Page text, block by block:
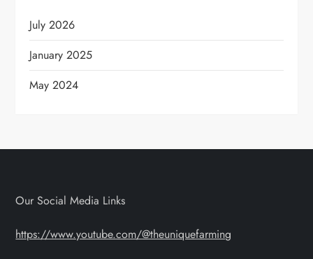
July 2026
January 2025
May 2024
Our Social Media Links
https://www.youtube.com/@theuniquefarming